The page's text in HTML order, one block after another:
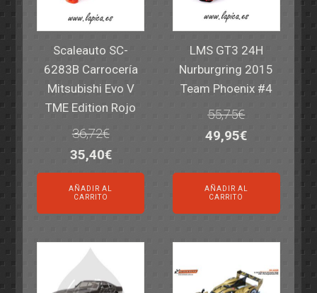
Scaleauto SC-
6283B Carrocería
Mitsubishi Evo V
TME Edition Rojo
36,72€
El
precio
original
era:
36,72€.
35,40€El
precio
actual
es:
35,40€.
AÑADIR AL
CARRITO
LMS GT3 24H
Nurburgring 2015
Team Phoenix #4
55,75€
El
original
era:
49,95€El
actual
AÑADIR AL
CARRITO